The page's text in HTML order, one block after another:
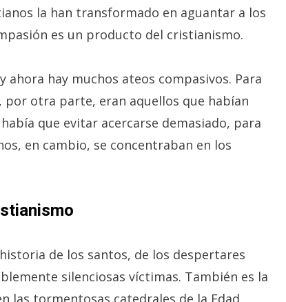
la han transformado en aguantar a los
es un producto del cristianismo.
ahora hay muchos ateos compasivos. Para
por otra parte, eran aquellos que habían
que evitar acercarse demasiado, para
en cambio, se concentraban en los
de los santos, de los despertares
silenciosas víctimas. También es la
las tormentosas catedrales de la Edad